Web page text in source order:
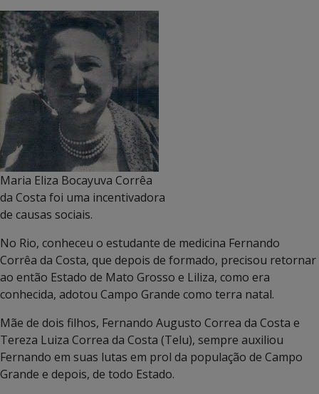
Maria Eliza Bocayuva Corrêa
da Costa foi uma incentivadora
de causas sociais.
No Rio, conheceu o estudante de medicina Fernando
Corrêa da Costa, que depois de formado, precisou retornar
ao então Estado de Mato Grosso e Liliza, como era
conhecida, adotou Campo Grande como terra natal.
Mãe de dois filhos, Fernando Augusto Correa da Costa e
Tereza Luiza Correa da Costa (Telu), sempre auxiliou
Fernando em suas lutas em prol da população de Campo
Grande e depois, de todo Estado.